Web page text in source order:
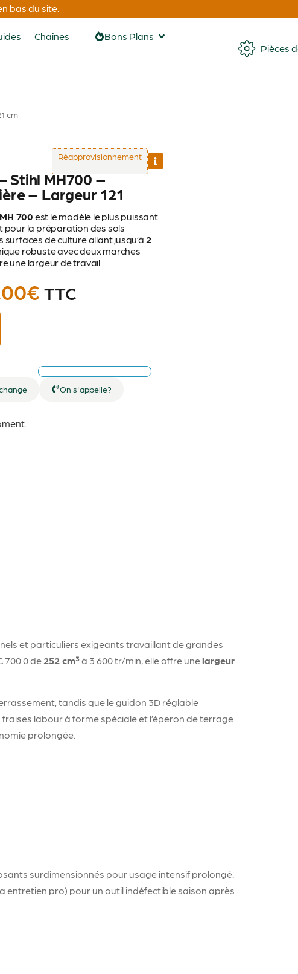
bas du site.
Chaînes
Bons Plans
Pièces
cm
Réapprovisionnement
Stihl MH700 –
– Largeur 121
700 est le modèle le plus puissant
pour la préparation des sols
de culture allant jusqu’à 2
robuste avec deux marches
une largeur de travail
€ TTC
On s'appelle?
et particuliers exigeants travaillant de grandes
700.0 de 252 cm³à 3 600 tr/min, elle offre unelargeur
tandis que le guidon 3D réglable
labour à forme spéciale et l’éperon de terrage
prolongée.
surdimensionnés pour usage intensif prolongé.
entretien pro) pour un outil indéfectible saison après